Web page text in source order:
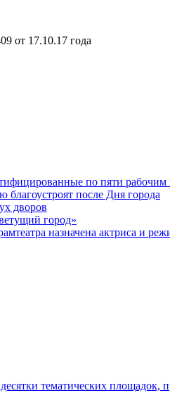
17.10.17 года
по пяти рабочим
после Дня города
дворов
город»
назначена актриса и
тематических